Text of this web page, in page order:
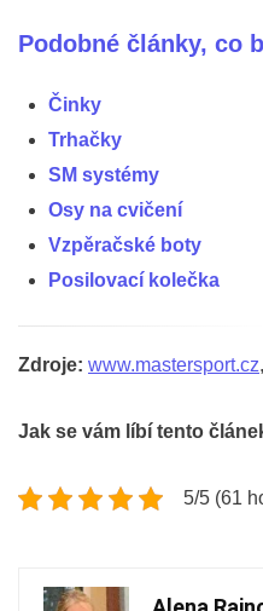
Podobné články, co
Činky
Trhačky
SM systémy
Osy na cvičení
Vzpěračské boty
Posilovací kolečka
Zdroje: www.mastersport.cz,
Jak se vám líbí tento
5/5 (61